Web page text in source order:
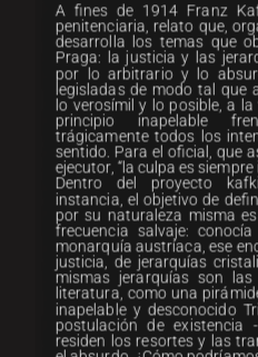
A fines de 1914 Franz
penitenciaria, relato que,
desarrolla los temas que
Praga: la justicia y las
por lo arbitrario y lo
legisladas de modo tal que
lo verosímil y lo posible, a
principio inapelable
trágicamente todos los
sentido. Para el oficial, que
ejecutor, “la culpa es siempre
Dentro del proyecto
instancia, el objetivo de
por su naturaleza misma
frecuencia salvaje:
monarquía austríaca, ese
justicia, de jerarquías
mismas jerarquías son
literatura, como una
inapelable y desconocido
postulación de existencia
residen los resortes y las